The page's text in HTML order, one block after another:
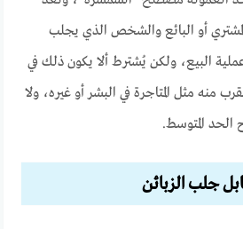
أو البائع والشخص الذي يجلب
البيع، ولكن يُشترط ألا يكون ذلك في
منه مثل المتاجرة في البشر أو غيره، ولا
الحد المتوسط.
جلب الزبائن